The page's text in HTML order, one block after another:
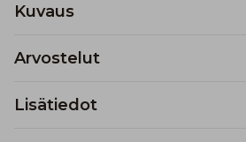
Kuvaus
Arvostelut
Lisätiedot